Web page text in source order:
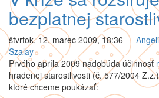
bezplatnej
štvrtok, 12. marec 2009, 18:36 —
Szalay
Prvého apríla 2009 nadobúda účinnosť
hradenej starostlivosti (č. 577/2004
ktoré chceme poukázať: